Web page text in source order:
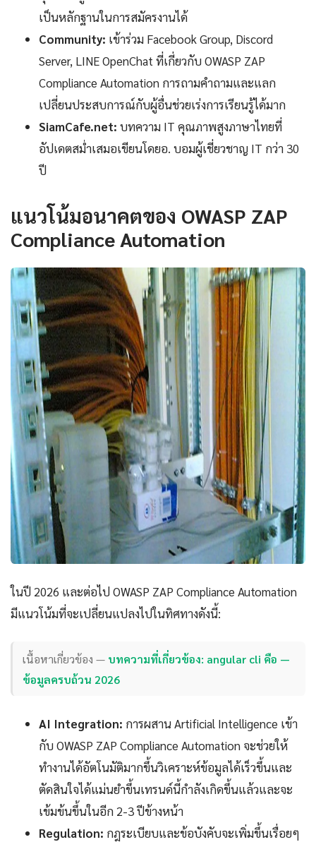
เป็นหลักฐานในการสมัครงานได้
Community: เข้าร่วม Facebook Group, Discord
Server, LINE OpenChat ที่เกี่ยวกับ OWASP ZAP
Compliance Automation การถามคำถามและแลก
เปลี่ยนประสบการณ์กับผู้อื่นช่วยเร่งการเรียนรู้ได้มาก
SiamCafe.net: บทความ IT คุณภาพสูงภาษาไทยที่
อัปเดตสม่ำเสมอเขียนโดยอ. บอมผู้เชี่ยวชาญ IT กว่า 30
ปี
แนวโน้มอนาคตของ OWASP ZAP
Compliance Automation
ในปี 2026 และต่อไป OWASP ZAP Compliance Automation
มีแนวโน้มที่จะเปลี่ยนแปลงไปในทิศทางดังนี้:
เนื้อหาเกี่ยวข้อง — บทความที่เกี่ยวข้อง: angular cli คือ —
ข้อมูลครบถ้วน 2026
AI Integration: การผสาน Artificial Intelligence เข้า
กับ OWASP ZAP Compliance Automation จะช่วยให้
ทำงานได้อัตโนมัติมากขึ้นวิเคราะห์ข้อมูลได้เร็วขึ้นและ
ตัดสินใจได้แม่นยำขึ้นเทรนด์นี้กำลังเกิดขึ้นแล้วและจะ
เข้มข้นขึ้นในอีก 2-3 ปีข้างหน้า
Regulation: กฎระเบียบและข้อบังคับจะเพิ่มขึ้นเรื่อยๆ